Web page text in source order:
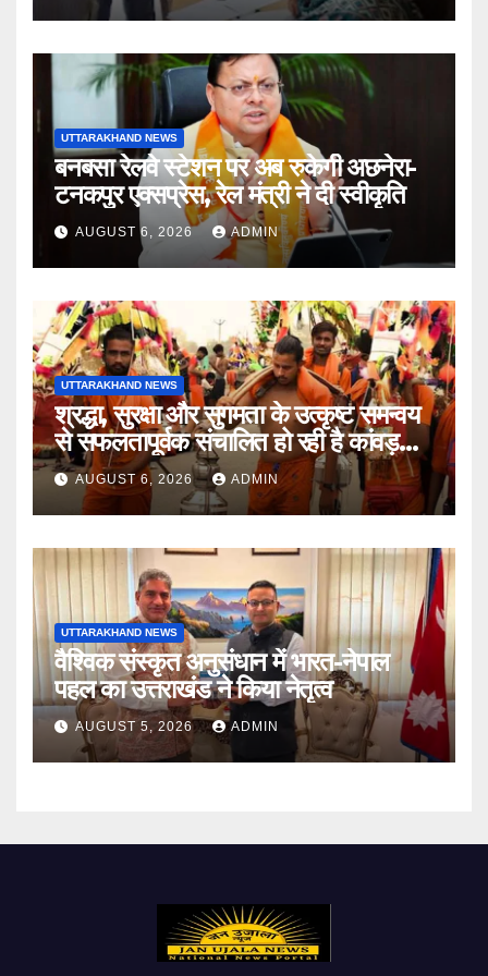
UTTARAKHAND NEWS
बनबसा रेलवे स्टेशन पर अब रुकेगी अछनेरा-
टनकपुर एक्सप्रेस, रेल मंत्री ने दी स्वीकृति
AUGUST 6, 2026 ADMIN
UTTARAKHAND NEWS
श्रद्धा, सुरक्षा और सुगमता के उत्कृष्ट समन्वय
से सफलतापूर्वक संचालित हो रही है कांवड़
यात्रा
AUGUST 6, 2026 ADMIN
UTTARAKHAND NEWS
वैश्विक संस्कृत अनुसंधान में भारत-नेपाल
पहल का उत्तराखंड ने किया नेतृत्व
AUGUST 5, 2026 ADMIN